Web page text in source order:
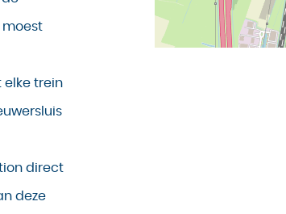
elke trein
direct
deze